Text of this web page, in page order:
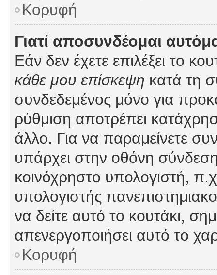
Κορυφή
Γιατί αποσυνδέομαι
Εάν δεν έχετε επιλέξει το
κάθε μου επίσκεψη κατά τη
συνδεδεμένος μόνο για
ρύθμιση αποτρέπει
άλλο. Για να παραμείνετε
υπάρχει στην οθόνη
κοινόχρηστο υπολογιστή,
υπολογιστής
να δείτε αυτό το κουτάκι,
απενεργοποιήσει αυτό το
Κορυφή